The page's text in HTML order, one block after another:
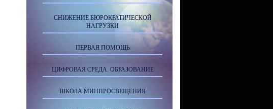
СНИЖЕНИЕ БЮРОКРАТИЧЕСКОЙ
НАГРУЗКИ
ПЕРВАЯ ПОМОЩЬ
ЦИФРОВАЯ СРЕДА. ОБРАЗОВАНИЕ
ШКОЛА МИНПРОСВЕЩЕНИЯ